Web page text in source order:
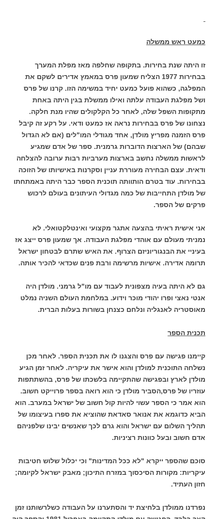
כמעט ראש ממשלה
זו היתה שנת בחירות. בתקופה שחלפה מאז מפלת המערך
בבחירות
1977 הצליח שמעון פרס במאמץ אדירים לשקם את
המפלגה, כשהוא פועל כמעט יחיד במשימה הזו. קרנו של פרס
ושל מפלגת העבודה עלתה ואילו ממשלת בגין היתה באחת
מתקופות השפל שלה, לאחר כל הקלקולים שהיו מנת חלקה.
נצחונו של פרס בבחירות נראה אז כמעט ודאי. על רקע זה קיבל
פרס הזמנה מפריץ מולדן, אחד מגודלי המו"לים (אם לא הגדול
שבהם) של הארצות הדוברות גרמנית. ספר של אדם שמגיע
לראשות ממשלה נחשב בארצות מערביות רבות ערובה להצלחה
ודאית. עצם הבחירה מעוררת עניין וסקרנות באישיותו של הזוכה
בבחירות. עוד בטרם הותוותה תוכנית הספר כבר היתה באמתחתו
של מולדן התחייבות של כמה מגדולי העיתונים בעולם לרכוש
פרקים של הספר.
אני אישית ראיתי בהצעה אתגר מקצועי ואינטלקטואלי. לא
נמניתי מעולם עם אוהדי מפלגת העבודה. אך שמעון פרס ייצג אז
בעיניי את הבנגוריוניזם הצרוף. את האיש שתרם לבטחון ישראל
תרומה אדירה. אישיות מרשימה ורבת פנים שכדאי להכיר אותה.
גם לא היתה בעיה מצפונית לעבוד עם מו"ל גרמני. מולדן היה
אנטי נאצי ופרו יהודי מוכר וידוע. במלחמת העולם השניה נמלט
מאוסטריה לאנגליה ונלחם כצנחן בשורות בעלות הברית.
תכנית הספר
קיימנו פגישה עם פרס והצגנו לו את תכנית הספר. לאחר מכן
נשלחה התוכנית למולדן והוא אישר את עיקריה. לאחר זמן הגיע
מולדן לארץ ובפגישה שהתקיימה בלשכתו של פרס, בהשתתפות
עוזריו של פרס,הסביר מולדן כי הוא רואה בספר פרוייקט חשוב.
הוא אמר כי הספר עשוי להיות קול חשוב של ישראל במערב. הוא
הביא כדוגמא את אנואר סאדאת שהוציא את ספרו בעיצומו של
תהליך השלום עם ישראל והוא גרם לכך שאנשים יבינו שלפניהם
אדם חשוב ובעל כוונות רציניות.
סוכם שהספר ייקרא "לא ככל המדינות" וכי יכלול שלוש חטיבות
עיקריות: מקורות הסיכסוך במזרח התיכון; מאבק ישראל לקיומה;
חזון העתיד.
נפרדנו ממולדן בלחיצת יד והסתערנו על העבודה כשלרשותנו זמן